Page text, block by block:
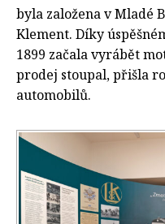
byla založena v Mladé
Klement. Díky
1899 začala vyrábět
prodej stoupal, přišla
automobilů.